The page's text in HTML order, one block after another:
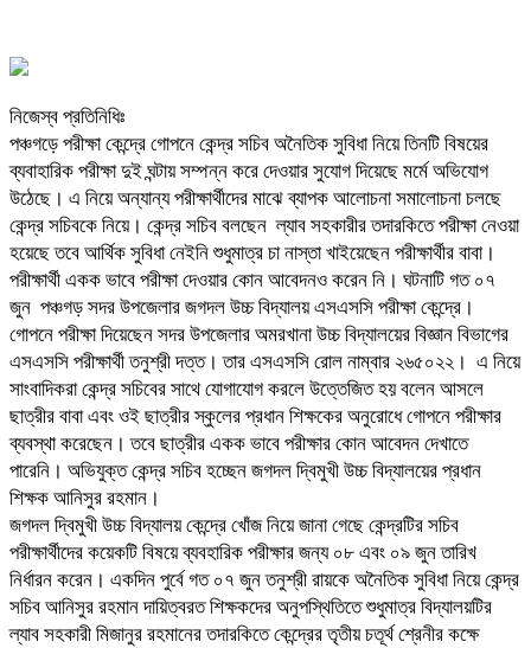
নিজেস্ব প্রতিনিধিঃ
পঞ্চগড়ে পরীক্ষা কেন্দ্রে গোপনে কেন্দ্র সচিব অনৈতিক সুবিধা নিয়ে তিনটি বিষয়ের
ব্যবাহারিক পরীক্ষা দুই ঘন্টায় সম্পন্ন করে দেওয়ার সুযোগ দিয়েছে মর্মে অভিযোগ
উঠেছে। এ নিয়ে অন্যান্য পরীক্ষার্থীদের মাঝে ব্যাপক আলোচনা সমালোচনা চলছে
কেন্দ্র সচিবকে নিয়ে। কেন্দ্র সচিব বলছেন ল্যাব সহকারীর তদারকিতে পরীক্ষা নেওয়া
হয়েছে তবে আর্থিক সুবিধা নেইনি শুধুমাত্র চা নাস্তা খাইয়েছেন পরীক্ষার্থীর বাবা।
পরীক্ষার্থী একক ভাবে পরীক্ষা দেওয়ার কোন আবেদনও করেন নি। ঘটনাটি গত ০৭
জুন পঞ্চগড় সদর উপজেলার জগদল উচ্চ বিদ্যালয় এসএসসি পরীক্ষা কেন্দ্রে।
গোপনে পরীক্ষা দিয়েছেন সদর উপজেলার অমরখানা উচ্চ বিদ্যালয়ের বিজ্ঞান বিভাগের
এসএসসি পরীক্ষার্থী তনুশ্রী দত্ত। তার এসএসসি রোল নাম্বার ২৬৫০২২। এ নিয়ে
সাংবাদিকরা কেন্দ্র সচিবের সাথে যোগাযোগ করলে উত্তেজিত হয় বলেন আসলে
ছাত্রীর বাবা এবং ওই ছাত্রীর স্কুলের প্রধান শিক্ষকের অনুরোধে গোপনে পরীক্ষার
ব্যবস্থা করেছেন। তবে ছাত্রীর একক ভাবে পরীক্ষার কোন আবেদন দেখাতে
পারেনি। অভিযুক্ত কেন্দ্র সচিব হচ্ছেন জগদল দ্বিমুখী উচ্চ বিদ্যালয়ের প্রধান
শিক্ষক আনিসুর রহমান।
জগদল দ্বিমুখী উচ্চ বিদ্যালয় কেন্দ্রে খোঁজ নিয়ে জানা গেছে কেন্দ্রটির সচিব
পরীক্ষার্থীদের কয়েকটি বিষয়ে ব্যবহারিক পরীক্ষার জন্য ০৮ এবং ০৯ জুন তারিখ
নির্ধারন করেন। একদিন পুর্বে গত ০৭ জুন তনুশ্রী রায়কে অনৈতিক সুবিধা নিয়ে কেন্দ্র
সচিব আনিসুর রহমান দায়িত্বরত শিক্ষকদের অনুপস্থিতিতে শুধুমাত্র বিদ্যালয়টির
ল্যাব সহকারী মিজানুর রহমানের তদারকিতে কেন্দ্রের তৃতীয় চতূর্থ শ্রেনীর কক্ষে